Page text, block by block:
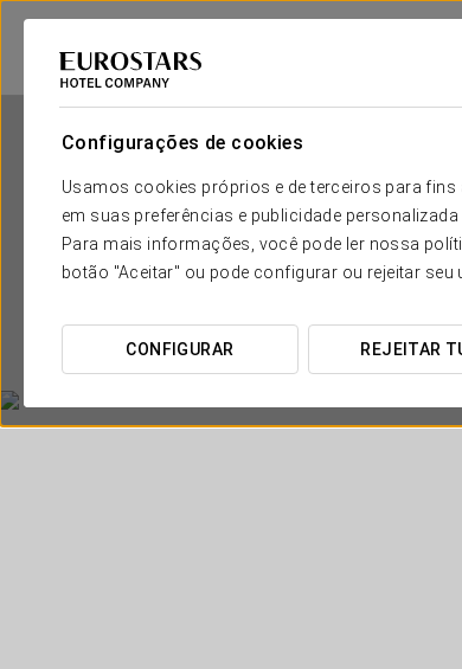
Configurações de cookies
Usamos cookies próprios e de terceiros para
em suas preferências e publicidade
Para mais informações, você pode ler nossa
botão "Aceitar" ou pode configurar ou rejeitar seu
CONFIGURAR REJEITAR